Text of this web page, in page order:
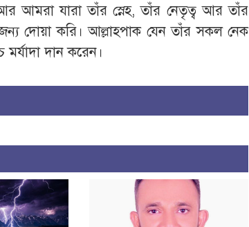
আমরা যারা তাঁর স্নেহ, তাঁর নেতৃত্ব আর তাঁর
দোয়া করি। আল্লাহপাক যেন তাঁর সকল নেক
দান করেন।